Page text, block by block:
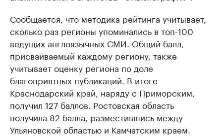
Сообщается, что методика рейтинга учитывает,
сколько раз регионы упоминались в топ-100
ведущих англоязычных СМИ. Общий балл,
присваиваемый каждому региону, также
учитывает оценку региона по доле
благоприятных публикаций. В итоге
Краснодарский край, наряду с Приморским,
получил 127 баллов. Ростовская область
получила 82 балла, разместившись между
Ульяновской областью и Камчатским краем.